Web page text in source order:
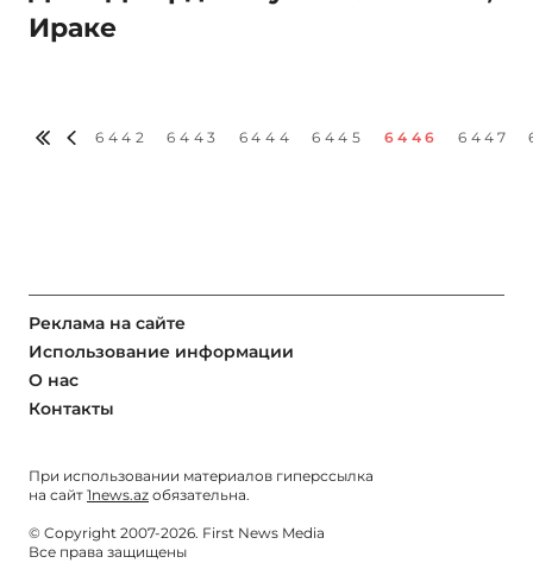
Ираке
6442 6443 6444 6445 6446 6447
Реклама на сайте
Использование информации
О нас
Контакты
При использовании материалов гиперссылка
на сайт 1news.az обязательна.
© Copyright 2007-2026. First News Media
Все права защищены